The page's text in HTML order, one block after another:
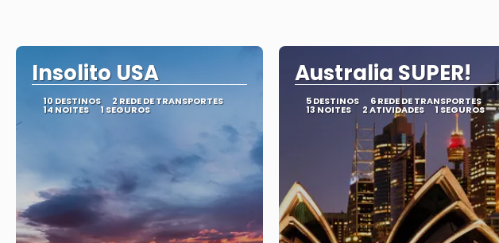
Insolito USA
10 DESTINOS 2 REDE DE TRANSPORTES
14 NOITES 1 SEGUROS
Australia SUPER!
5 DESTINOS 6 REDE DE TRANSPORTES
13 NOITES 2 ATIVIDADES 1 SEGUROS